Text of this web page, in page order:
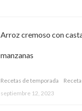
Arroz cremoso con
manzanas
Recetas de temporada
septiembre 12, 2023